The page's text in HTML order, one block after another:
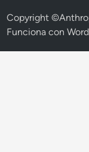
Copyright
Funciona con